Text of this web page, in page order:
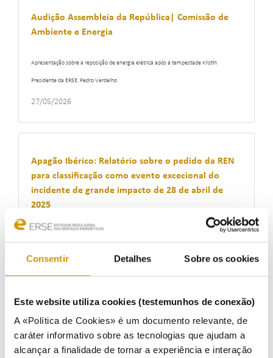
Consentir Detalhes Sobre os cookies
Este website utiliza cookies (testemunhos de conexão)
A «Política de Cookies» é um documento relevante, de
caráter informativo sobre as tecnologias que ajudam a
alcançar a finalidade de tornar a experiência e interação
Audição Assembleia da República| Comissão de
Ambiente e Energia
Apresentação sobre a reposição de energia elétrica após a tempestade Kristin
Presidente da ERSE, Pedro Verdelho
27/05/2026
Apagão Ibérico: Relatório sobre o pedido da REN
para classificação como evento excecional do
incidente de grande impacto de 28 de abril de
2025
26/05/2026
REDES para classificação como evento excecional
do incidente de grande impacto de 28 de abril de
2025